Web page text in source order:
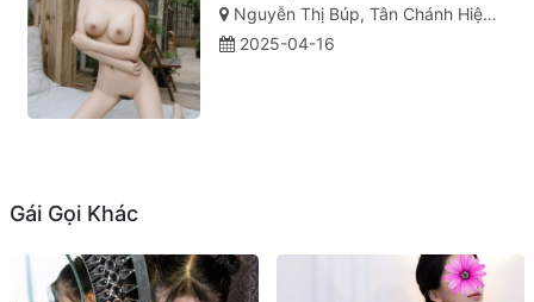
Nguyễn Thị Búp, Tân Chánh Hiệp, Quận 12, Thành phố Hồ Chí Minh
2025-04-16
Gái Gọi Khác